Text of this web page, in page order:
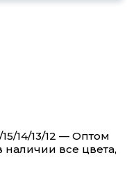
14/13/12 — Оптом
все цвета,